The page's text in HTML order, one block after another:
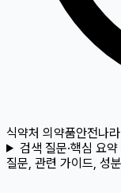
식약처 의약품안전나라
검색 질문·핵심 요약
질문, 관련 가이드, 성